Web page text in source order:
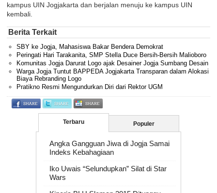
kampus UIN Jogjakarta dan berjalan menuju ke kampus UIN
kembali.
Berita Terkait
SBY ke Jogja, Mahasiswa Bakar Bendera Demokrat
Peringati Hari Tarakanita, SMP Stella Duce Bersih-Bersih Malioboro
Komunitas Jogja Darurat Logo ajak Desainer Jogja Sumbang Desain
Warga Jogja Tuntut BAPPEDA Jogjakarta Transparan dalam Alokasi
Biaya Rebranding Logo
Pratikno Resmi Mengundurkan Diri dari Rektor UGM
Terbaru Populer
Angka Gangguan Jiwa di Jogja Samai
Indeks Kebahagiaan
Iko Uwais “Selundupkan” Silat di Star
Wars